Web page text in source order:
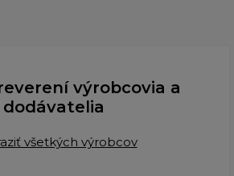
výrobcovia a
dodávatelia
všetkých výrobcov